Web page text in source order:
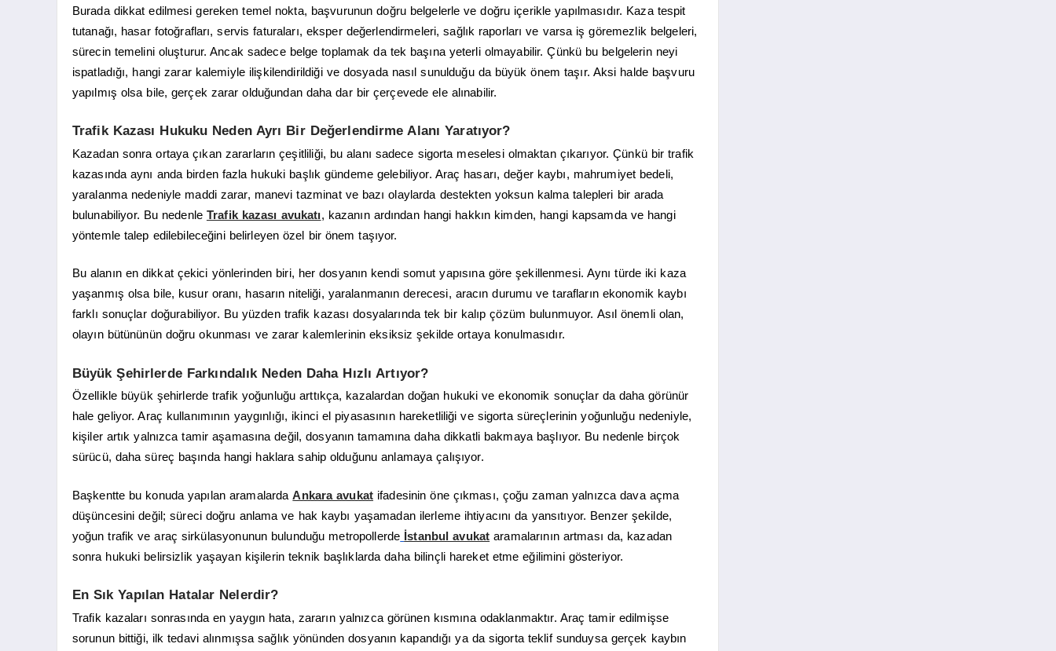
Burada dikkat edilmesi gereken temel nokta, başvurunun doğru belgelerle ve doğru içerikle yapılmasıdır. Kaza tespit
tutanağı, hasar fotoğrafları, servis faturaları, eksper değerlendirmeleri, sağlık raporları ve varsa iş göremezlik belgeleri,
sürecin temelini oluşturur. Ancak sadece belge toplamak da tek başına yeterli olmayabilir. Çünkü bu belgelerin neyi
ispatladığı, hangi zarar kalemiyle ilişkilendirildiği ve dosyada nasıl sunulduğu da büyük önem taşır. Aksi halde başvuru
yapılmış olsa bile, gerçek zarar olduğundan daha dar bir çerçevede ele alınabilir.
Trafik Kazası Hukuku Neden Ayrı Bir Değerlendirme Alanı Yaratıyor?
Kazadan sonra ortaya çıkan zararların çeşitliliği, bu alanı sadece sigorta meselesi olmaktan çıkarıyor. Çünkü bir trafik
kazasında aynı anda birden fazla hukuki başlık gündeme gelebiliyor. Araç hasarı, değer kaybı, mahrumiyet bedeli,
yaralanma nedeniyle maddi zarar, manevi tazminat ve bazı olaylarda destekten yoksun kalma talepleri bir arada
bulunabiliyor. Bu nedenle Trafik kazası avukatı, kazanın ardından hangi hakkın kimden, hangi kapsamda ve hangi
yöntemle talep edilebileceğini belirleyen özel bir önem taşıyor.
Bu alanın en dikkat çekici yönlerinden biri, her dosyanın kendi somut yapısına göre şekillenmesi. Aynı türde iki kaza
yaşanmış olsa bile, kusur oranı, hasarın niteliği, yaralanmanın derecesi, aracın durumu ve tarafların ekonomik kaybı
farklı sonuçlar doğurabiliyor. Bu yüzden trafik kazası dosyalarında tek bir kalıp çözüm bulunmuyor. Asıl önemli olan,
olayın bütününün doğru okunması ve zarar kalemlerinin eksiksiz şekilde ortaya konulmasıdır.
Büyük Şehirlerde Farkındalık Neden Daha Hızlı Artıyor?
Özellikle büyük şehirlerde trafik yoğunluğu arttıkça, kazalardan doğan hukuki ve ekonomik sonuçlar da daha görünür
hale geliyor. Araç kullanımının yaygınlığı, ikinci el piyasasının hareketliliği ve sigorta süreçlerinin yoğunluğu nedeniyle,
kişiler artık yalnızca tamir aşamasına değil, dosyanın tamamına daha dikkatli bakmaya başlıyor. Bu nedenle birçok
sürücü, daha süreç başında hangi haklara sahip olduğunu anlamaya çalışıyor.
Başkentte bu konuda yapılan aramalardaAnkara avukat ifadesinin öne çıkması, çoğu zaman yalnızca dava açma
düşüncesini değil; süreci doğru anlama ve hak kaybı yaşamadan ilerleme ihtiyacını da yansıtıyor. Benzer şekilde,
yoğun trafik ve araç sirkülasyonunun bulunduğu metropollerde İstanbul avukat aramalarının artması da, kazadan
sonra hukuki belirsizlik yaşayan kişilerin teknik başlıklarda daha bilinçli hareket etme eğilimini gösteriyor.
En Sık Yapılan Hatalar Nelerdir?
Trafik kazaları sonrasında en yaygın hata, zararın yalnızca görünen kısmına odaklanmaktır. Araç tamir edilmişse
sorunun bittiği, ilk tedavi alınmışsa sağlık yönünden dosyanın kapandığı ya da sigorta teklif sunduysa gerçek kaybın